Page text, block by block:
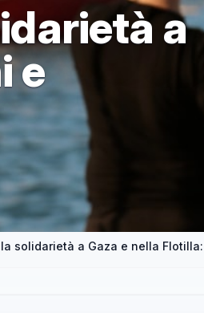
a
e
solidarietà a Gaza e nella